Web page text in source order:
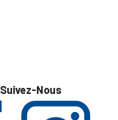
Suivez-Nous